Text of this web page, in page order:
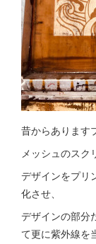
昔からあります
メッシュのスク
デザインをプリ
化させ、
デザインの部分
て更に紫外線を